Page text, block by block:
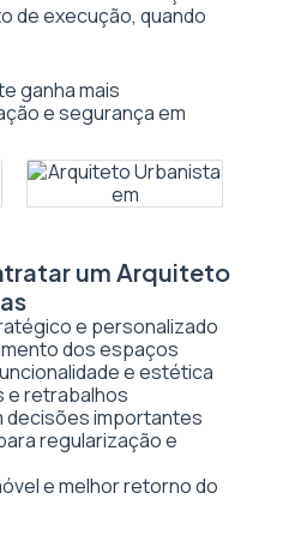
de execução, quando
ganha mais
e segurança em
um Arquiteto
e personalizado
dos espaços
e estética
e retrabalhos
decisões importantes
regularização e
e melhor retorno do